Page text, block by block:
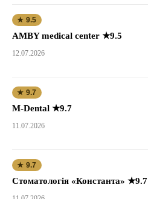
★ 9.5
AMBY medical center ★9.5
12.07.2026
★ 9.7
M-Dental ★9.7
11.07.2026
★ 9.7
Стоматологія «Константа» ★9.7